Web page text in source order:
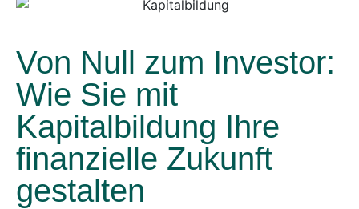
Von Null zum Investor:
Wie Sie mit
Kapitalbildung Ihre
finanzielle Zukunft
gestalten